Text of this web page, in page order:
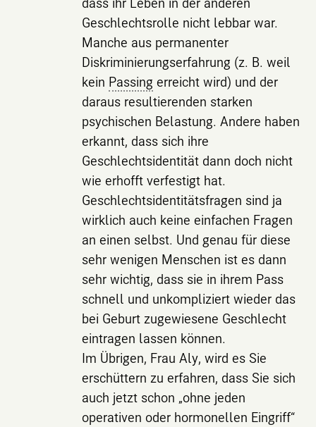
Geschlechtsrolle nicht lebbar war.
Manche aus permanenter
Diskriminierungserfahrung (z. B. weil
kein Passing erreicht wird) und der
daraus resultierenden starken
psychischen Belastung. Andere haben
erkannt, dass sich ihre
Geschlechtsidentität dann doch nicht
wie erhofft verfestigt hat.
Geschlechtsidentitätsfragen sind ja
wirklich auch keine einfachen Fragen
an einen selbst. Und genau für diese
sehr wenigen Menschen ist es dann
sehr wichtig, dass sie in ihrem Pass
schnell und unkompliziert wieder das
bei Geburt zugewiesene Geschlecht
eintragen lassen können.
Im Übrigen, Frau Aly, wird es Sie
erschüttern zu erfahren, dass Sie sich
auch jetzt schon „ohne jeden
operativen oder hormonellen Eingriff“